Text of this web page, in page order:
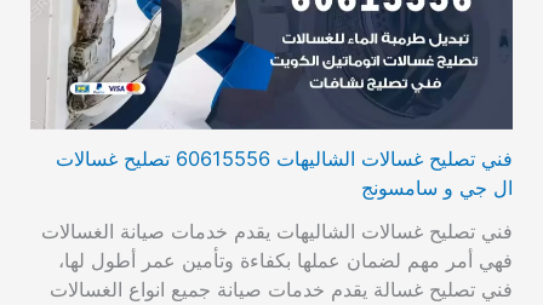
فني تصليح غسالات الشاليهات 60615556 تصليح غسالات
ال جي و سامسونج
فني تصليح غسالات الشاليهات يقدم خدمات صيانة الغسالات
فهي أمر مهم لضمان عملها بكفاءة وتأمين عمر أطول لها،
فني تصليح غسالة يقدم خدمات صيانة جميع انواع الغسالات